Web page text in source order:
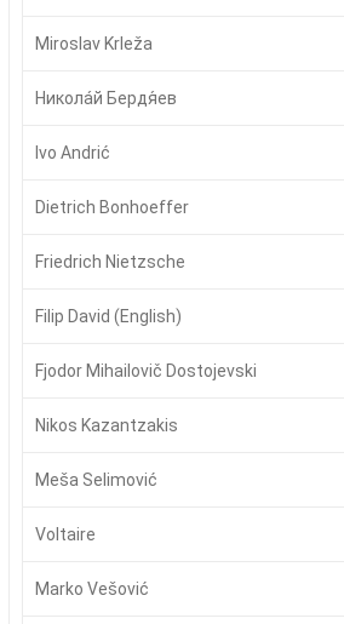
Miroslav Krleža
Никола́й Бердя́ев
Ivo Andrić
Dietrich Bonhoeffer
Friedrich Nietzsche
Filip David (English)
Fjodor Mihailovič Dostojevski
Nikos Kazantzakis
Meša Selimović
Voltaire
Marko Vešović